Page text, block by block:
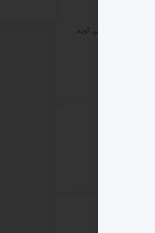
باید توسط محمد می گوید: